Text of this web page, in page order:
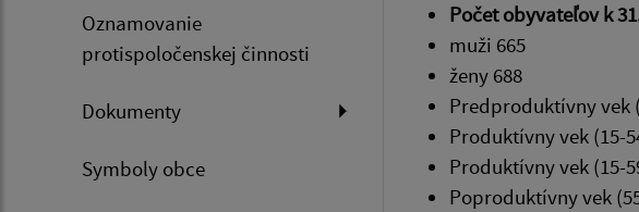
Oznamovanie
protispoločenskej činnosti
Dokumenty
Symboly obce
Počet obyvateľov k
muži 665
ženy 688
Predproduktívny vek
Produktívny vek (15-
Produktívny vek (15-
Poproduktívny vek